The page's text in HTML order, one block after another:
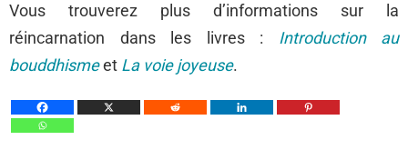
Vous trouverez plus d’informations sur la
réincarnation dans les livres :
Introduction au
bouddhismeet La voie joyeuse.